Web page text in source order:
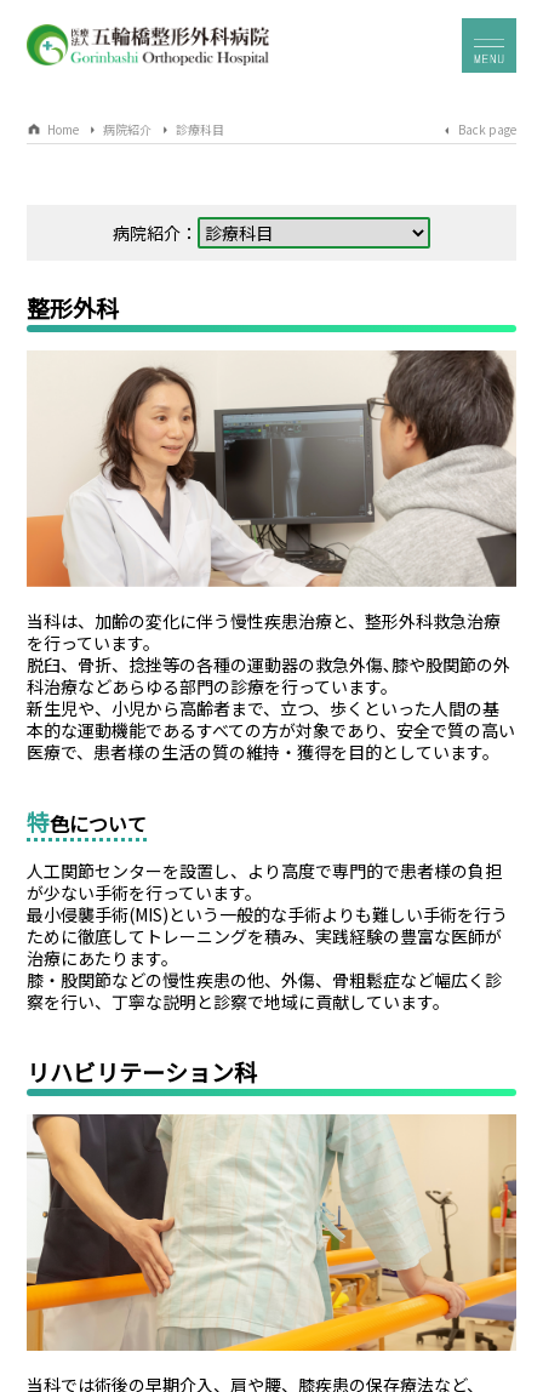
Home 病院紹介 診療科目 Back page
病院紹介：
整形外科
当科は、加齢の変化に伴う慢性疾患治療と、整形外科救急治療
を行っています。
脱臼、骨折、捻挫等の各種の運動器の救急外傷､膝や股関節の外
科治療などあらゆる部門の診療を行っています。
新生児や、小児から高齢者まで、立つ、歩くといった人間の基
本的な運動機能であるすべての方が対象であり、安全で質の高い
医療で、患者様の生活の質の維持・獲得を目的としています。
特色について
人工関節センターを設置し、より高度で専門的で患者様の負担
が少ない手術を行っています。
最小侵襲手術(MIS)という一般的な手術よりも難しい手術を行う
ために徹底してトレーニングを積み、実践経験の豊富な医師が
治療にあたります。
膝・股関節などの慢性疾患の他、外傷、骨粗鬆症など幅広く診
察を行い、丁寧な説明と診察で地域に貢献しています。
リハビリテーション科
当科では術後の早期介入、肩や腰、膝疾患の保存療法など、